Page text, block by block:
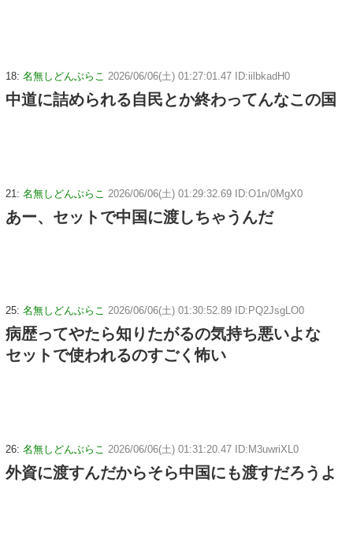
18: 名無しどんぶらこ 2026/06/06(土) 01:27:01.47 ID:iilbkadH0
中道に詰められる自民とか終わってんなこの国
21: 名無しどんぶらこ 2026/06/06(土) 01:29:32.69 ID:O1n/0MgX0
あー、セットで中国に渡しちゃうんだ
25: 名無しどんぶらこ 2026/06/06(土) 01:30:52.89 ID:PQ2JsgLO0
病歴ってやたら知りたがるの気持ち悪いよな
セットで使われるのすごく怖い
26: 名無しどんぶらこ 2026/06/06(土) 01:31:20.47 ID:M3uwriXL0
外資に渡すんだからそら中国にも渡すだろうよ